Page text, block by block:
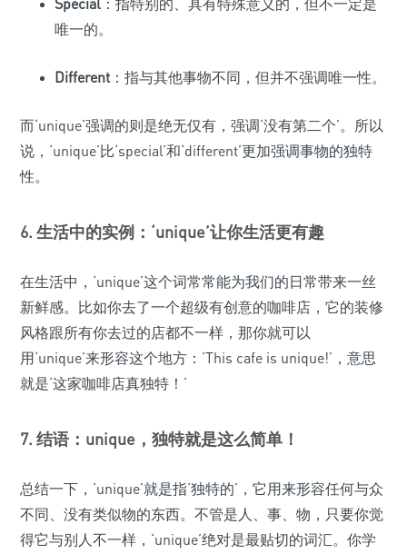
Special ：指特别的、具有特殊意义的，但不一定是
唯一的。
Different ：指与其他事物不同，但并不强调唯一性。
而‘unique’强调的则是绝无仅有，强调‘没有第二个’。所以
说，‘unique’比‘special’和‘different’更加强调事物的独特
性。
6. 生活中的实例：‘unique’让你生活更有趣
在生活中，‘unique’这个词常常能为我们的日常带来一丝
新鲜感。比如你去了一个超级有创意的咖啡店，它的装修
风格跟所有你去过的店都不一样，那你就可以
用‘unique’来形容这个地方：‘This cafe is unique!’，意思
就是‘这家咖啡店真独特！’
7. 结语：unique，独特就是这么简单！
总结一下，‘unique’就是指‘独特的’，它用来形容任何与众
不同、没有类似物的东西。不管是人、事、物，只要你觉
得它与别人不一样，‘unique’绝对是最贴切的词汇。你学